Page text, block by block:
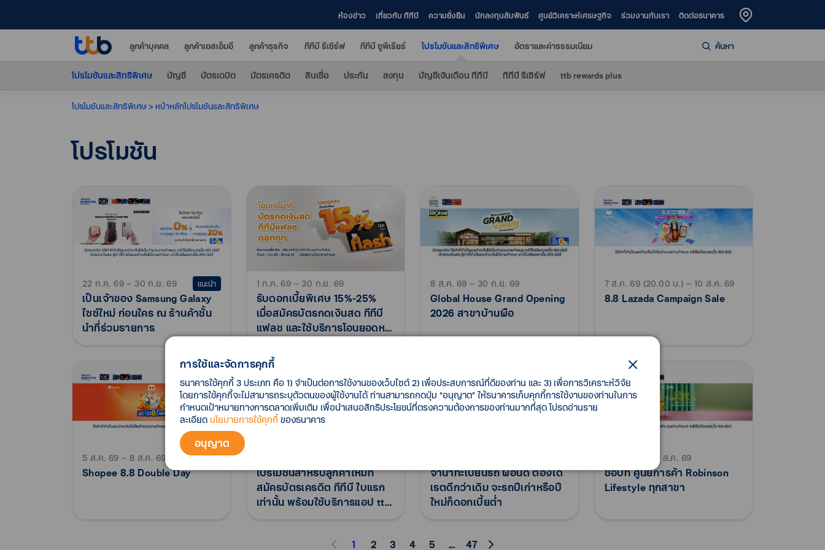
ห้องข่าว เกี่ยวกับ ทีทีบี ความยั่งยืน นักลงทุนสัมพันธ์ ศูนย์วิเคราะห์เศรษฐกิจ ร่วมงานกับเรา ติดต่อธนาคาร
ลูกค้าบุคคล ลูกค้าเอสเอ็มอี ลูกค้าธุรกิจ ทีทีบี รีเซิร์ฟ ทีทีบี ซูพีเรียร์ โปรโมชันและสิทธิพิเศษ อัตราและค่าธรรมเนียม ค้นหา
โปรโมชันและสิทธิพิเศษ บัญชี บัตรเดบิต บัตรเครดิต สินเชื่อ ประกัน ลงทุน บัญชีเงินเดือน ทีทีบี ทีทีบี รีเซิร์ฟ ttb rewards plus
โปรโมชันและสิทธิพิเศษ หน้าหลักโปรโมชันและสิทธิพิเศษ
โปรโมชัน
22 ก.ค. 69 – 30 ก.ย. 69 แนะนำ
เป็นเจ้าของ Samsung Galaxy
ไซซ์ใหม่ ก่อนใคร ณ ร้านค้าชั้น
นำที่ร่วมรายการ
1 ก.ค. 69 – 30 ก.ย. 69
รับดอกเบี้ยพิเศษ 15%-25%
เมื่อสมัครบัตรกดเงินสด ทีทีบี
แฟลช และใช้บริการโอนยอดหนี้
8 ส.ค. 69 – 30 ก.ย. 69
Global House Grand Opening
2026 สาขาบ้านผือ
7 ส.ค. 69 (20.00 น.) – 10 ส.ค. 69
8.8 Lazada Campaign Sale
5 ส.ค. 69 – 8 ส.ค. 69
Shopee 8.8 Double Day
โปรโมชันสำหรับลูกค้าใหม่ที่
สมัครบัตรเครดิต ทีทีบี ใบแรก
เท่านั้น พร้อมใช้บริการแอป ttb
จำนำทะเบียนรถ ผ่อนดี ต้องได้
เรตดีกว่าเดิม จะรถปีเก่าหรือปี
ใหม่ก็ดอกเบี้ยต่ำ​
3 ส.ค. 69 – 31 ส.ค. 69
ช้อปที่ ศูนย์การค้า Robinson
Lifestyle ทุกสาขา
1 2 3 4 5 ... 47
การใช้และจัดการคุกกี้
ธนาคารใช้คุกกี้ 3 ประเภท คือ 1) จำเป็นต่อการใช้งานของเว็บไซต์ 2) เพื่อประสบการณ์ที่ดีของท่าน และ 3) เพื่อการวิเคราะห์วิจัย
โดยการใช้คุกกี้จะไม่สามารถระบุตัวตนของผู้ใช้งานได้ ท่านสามารถกดปุ่ม “อนุญาต” ให้ธนาคารเก็บคุกกี้การใช้งานของท่านในการ
กำหนดเป้าหมายทางการตลาดเพิ่มเติม เพื่อนำเสนอสิทธิประโยชน์ที่ตรงความต้องการของท่านมากที่สุด โปรดอ่านราย
ละเอียด นโยบายการใช้คุกกี้ ของธนาคาร
อนุญาต